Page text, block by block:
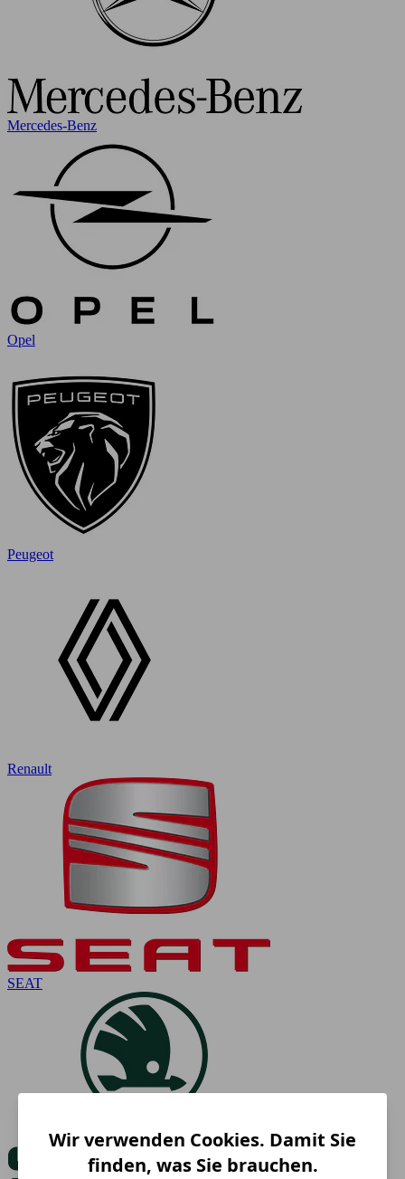
Mercedes-Benz
Opel
Peugeot
Renault
SEAT
Wir verwenden Cookies. Damit Sie
finden, was Sie brauchen.